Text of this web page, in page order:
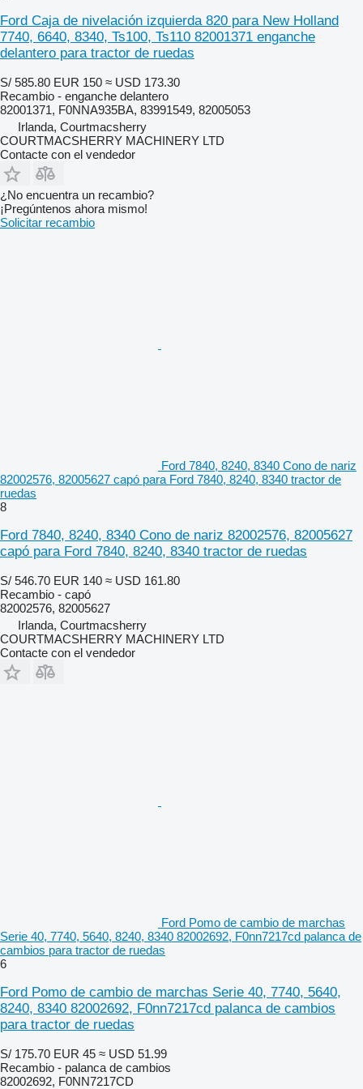
Ford Caja de nivelación izquierda 820 para New Holland
7740, 6640, 8340, Ts100, Ts110 82001371 enganche
delantero para tractor de ruedas
S/ 585.80 EUR 150 ≈ USD 173.30
Recambio - enganche delantero
82001371, F0NNA935BA, 83991549, 82005053
Irlanda, Courtmacsherry
COURTMACSHERRY MACHINERY LTD
Contacte con el vendedor
¿No encuentra un recambio?
¡Pregúntenos ahora mismo!
Solicitar recambio
Ford 7840, 8240, 8340 Cono de nariz
82002576, 82005627 capó para Ford 7840, 8240, 8340 tractor de
ruedas
8
Ford 7840, 8240, 8340 Cono de nariz 82002576, 82005627
capó para Ford 7840, 8240, 8340 tractor de ruedas
S/ 546.70 EUR 140 ≈ USD 161.80
Recambio - capó
82002576, 82005627
Irlanda, Courtmacsherry
COURTMACSHERRY MACHINERY LTD
Contacte con el vendedor
Ford Pomo de cambio de marchas
Serie 40, 7740, 5640, 8240, 8340 82002692, F0nn7217cd palanca de
cambios para tractor de ruedas
6
Ford Pomo de cambio de marchas Serie 40, 7740, 5640,
8240, 8340 82002692, F0nn7217cd palanca de cambios
para tractor de ruedas
S/ 175.70 EUR 45 ≈ USD 51.99
Recambio - palanca de cambios
82002692, F0NN7217CD